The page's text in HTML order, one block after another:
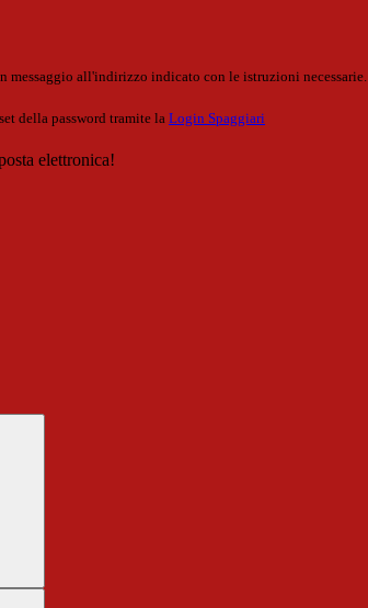
messaggio all'indirizzo indicato con le istruzioni necessarie.
della password tramite la Login Spaggiari
elettronica!